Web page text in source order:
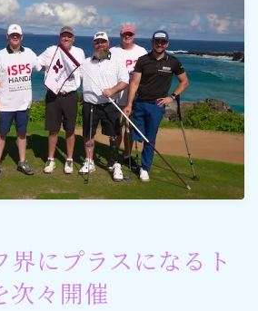
)
界にプラスになるト
次々開催